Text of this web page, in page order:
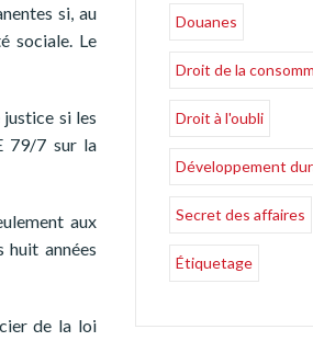
si, au
sociale. Le
si les
79/7 sur la
aux
années
de la loi
Douanes
Droit de la
Droit à l'oubli
Développement
Secret des affaires
Étiquetage